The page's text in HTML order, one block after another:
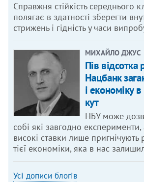
Справжня стійкість середнього
полягає в здатності зберегти
стрижень і гідність у часи
МИХАЙЛО ДЖУС
Пів відсотка
Нацбанк
і економіку
кут
НБУ може
собі які завгодно експерименти,
високі ставки лише пригнічують
тієї економіки, яка в нас
Усі дописи блогів